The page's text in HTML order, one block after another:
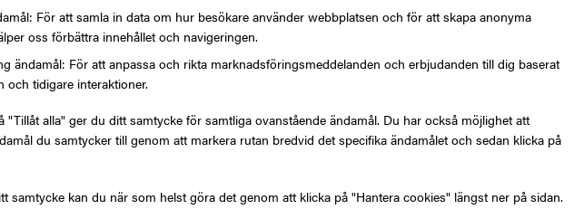
För att samla in data om hur besökare använder webbplatsen och för att skapa anonyma
oss förbättra innehållet och navigeringen.
ändamål: För att anpassa och rikta marknadsföringsmeddelanden och erbjudanden till dig baserat
och tidigare interaktioner.
"Tillåt alla" ger du ditt samtycke för samtliga ovanstående ändamål. Du har också möjlighet att
du samtycker till genom att markera rutan bredvid det specifika ändamålet och sedan klicka på
samtycke kan du när som helst göra det genom att klicka på "Hantera cookies" längst ner på sidan.
Budget edition
Lägg i varukorg
Produktbeskrivning